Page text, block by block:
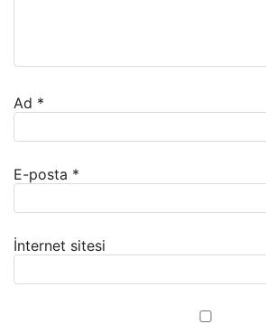
Ad *
E-posta *
İnternet sitesi